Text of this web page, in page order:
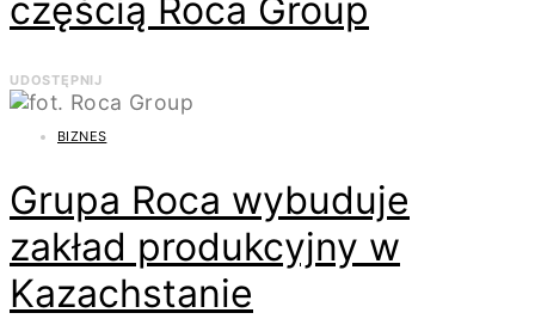
częścią Roca Group
UDOSTĘPNIJ
BIZNES
Grupa Roca wybuduje
zakład produkcyjny w
Kazachstanie